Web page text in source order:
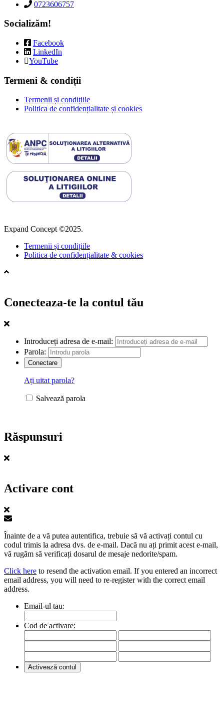
0723606757
Socializăm!
Facebook
LinkedIn
YouTube
Termeni & condiții
Termenii și condițiile
Politica de confidențialitate și cookies
Expand Concept ©2025.
Termenii și condițiile
Politica de confidențialitate & cookies
Conecteaza-te la contul tău
Introduceți adresa de e-mail:
Parola:
Ați uitat parola?
Salvează parola
Răspunsuri
Activare cont
Înainte de a vă putea autentifica, trebuie să vă activați contul cu
codul trimis la adresa dvs. de e-mail. Dacă nu ați primit acest e-mail,
vă rugăm să verificați dosarul de mesaje nedorite/spam.
Click here to resend the activation email. If you entered an incorrect
email address, you will need to re-register with the correct email
address.
Email-ul tau:
Cod de activare: